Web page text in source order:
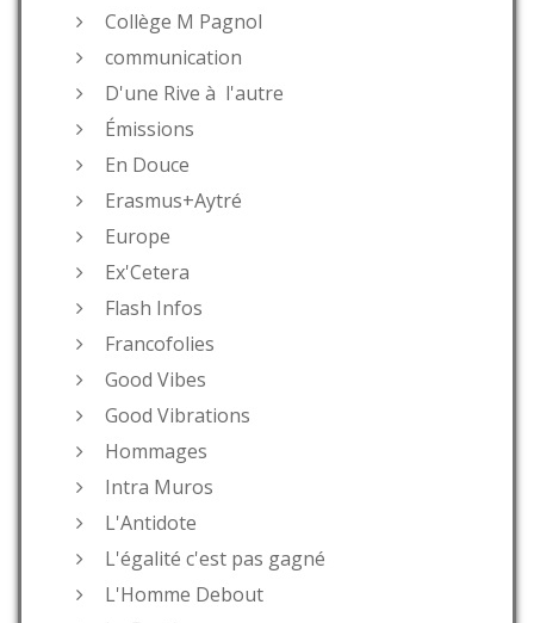
Collège M Pagnol
communication
D'une Rive à l'autre
Émissions
En Douce
Erasmus+Aytré
Europe
Ex'Cetera
Flash Infos
Francofolies
Good Vibes
Good Vibrations
Hommages
Intra Muros
L'Antidote
L'égalité c'est pas gagné
L'Homme Debout